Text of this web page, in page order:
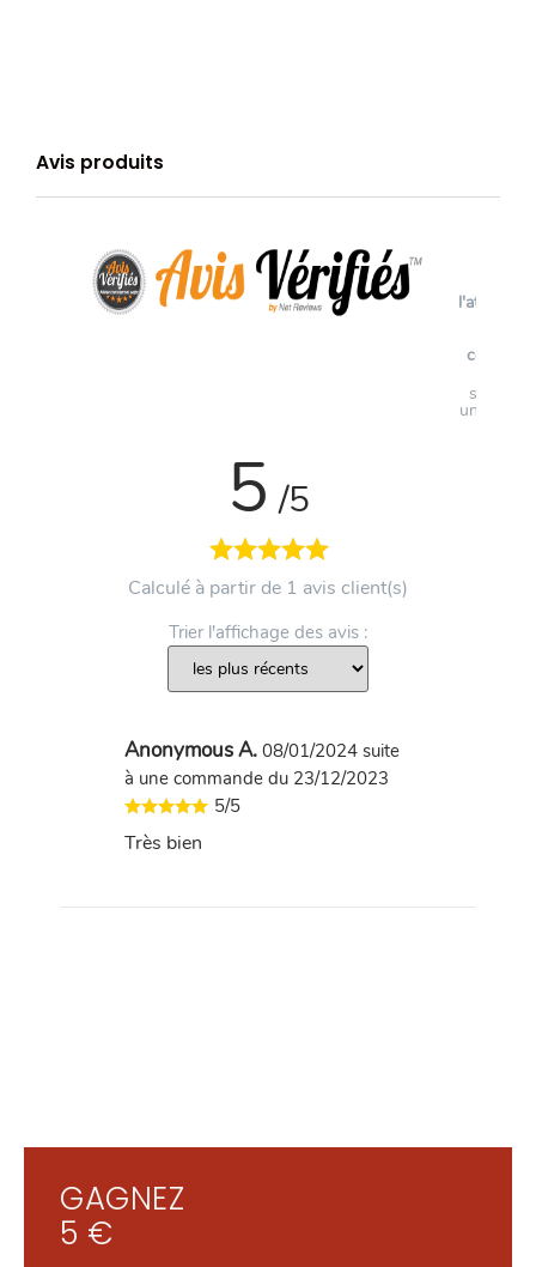
Avis produits
soumis à
un
5 /5
Calculé à partir de 1 avis client(s)
Trier l'affichage des avis :
Anonymous A. 08/01/2024 suite
à une commande du 23/12/2023
5/5
Très bien
GAGNEZ
5 €